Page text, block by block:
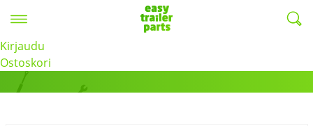
Kirjaudu
Ostoskori
Tuotteet